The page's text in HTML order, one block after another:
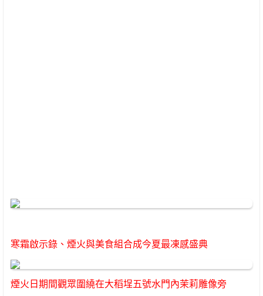
寒霜啟示錄、煙火與美食組合成今夏最凍感盛典
煙火日期間觀眾圍繞在大稻埕五號水門內茉莉雕像旁